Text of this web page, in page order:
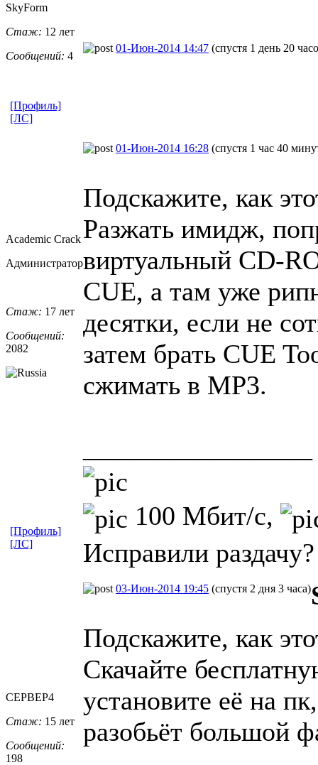
SkyForm
Стаж: 12 лет
Сообщений: 4
01-Июн-2014 14:47 (спустя 1 день 20
[Профиль]
[ЛС]
Academic Crack
Администратор
Стаж: 17 лет
Сообщений:
2082
01-Июн-2014 16:28 (спустя 1 час 40
Подскажите, как
Разжать имидж,
виртуальный CD-
CUE, а там уже
десятки, если не
затем брать CUE
сжимать в MP3.
100 Мбит/с,
Исправили
[Профиль]
[ЛС]
CEPBEP4
Стаж: 15 лет
Сообщений:
198
03-Июн-2014 19:45 (спустя 2 дня 3 часа)
Подскажите, как
Скачайте
установите её на
разобьёт большой